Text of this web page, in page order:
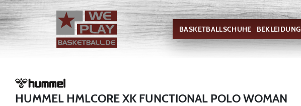
BASKETBALLSCHUHE BEKLEIDUNG
HUMMEL HMLCORE XK FUNCTIONAL POLO WOMAN